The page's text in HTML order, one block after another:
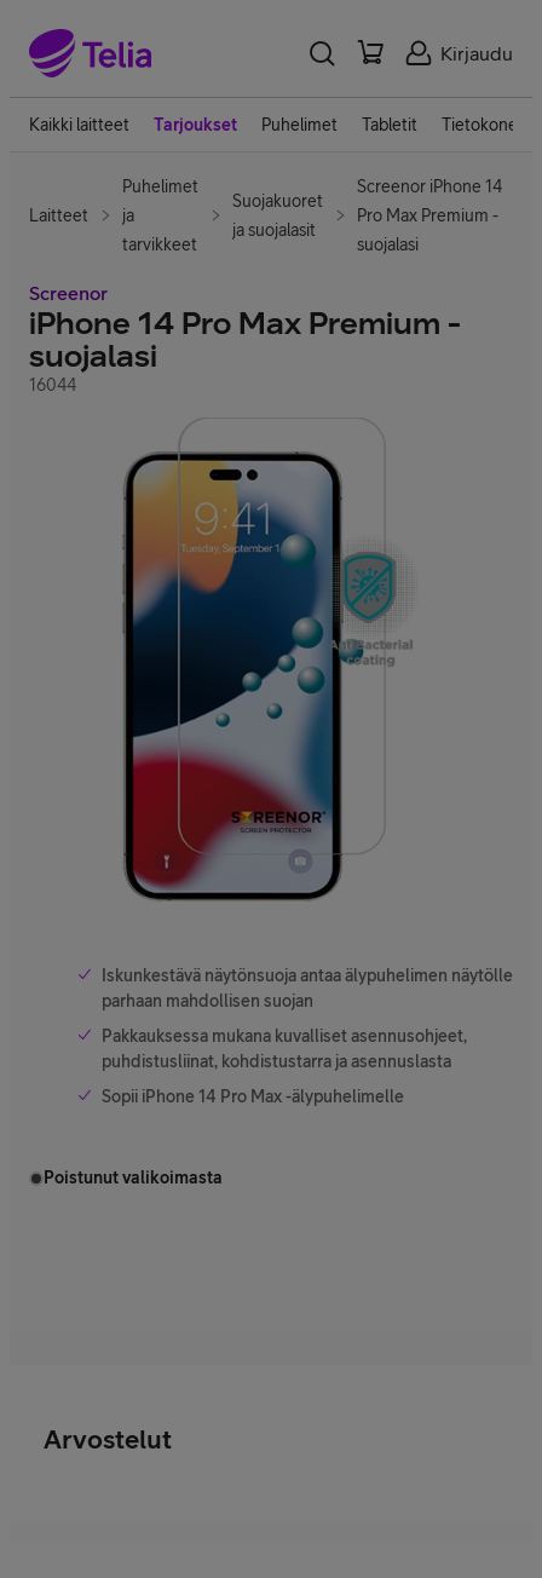
Kirjaudu
Kaikki laitteet Tarjoukset Puhelimet Tabletit Tietokoneet
Laitteet
Puhelimet
ja
tarvikkeet
Suojakuoret
ja suojalasit
Screenor iPhone 14
Pro Max Premium -
suojalasi
Screenor
iPhone 14 Pro Max Premium -
suojalasi
16044
Iskunkestävä näytönsuoja antaa älypuhelimen näytölle
parhaan mahdollisen suojan
Pakkauksessa mukana kuvalliset asennusohjeet,
puhdistusliinat, kohdistustarra ja asennuslasta
Sopii iPhone 14 Pro Max -älypuhelimelle
Poistunut valikoimasta
Arvostelut